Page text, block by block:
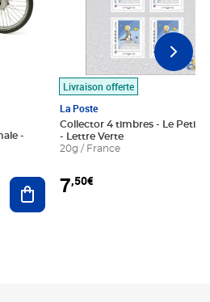
Ajouter au panier
Livraison offerte
La Poste
Collector 4 timbres - Le Petit
- Lettre Verte
20g / France
7,50€